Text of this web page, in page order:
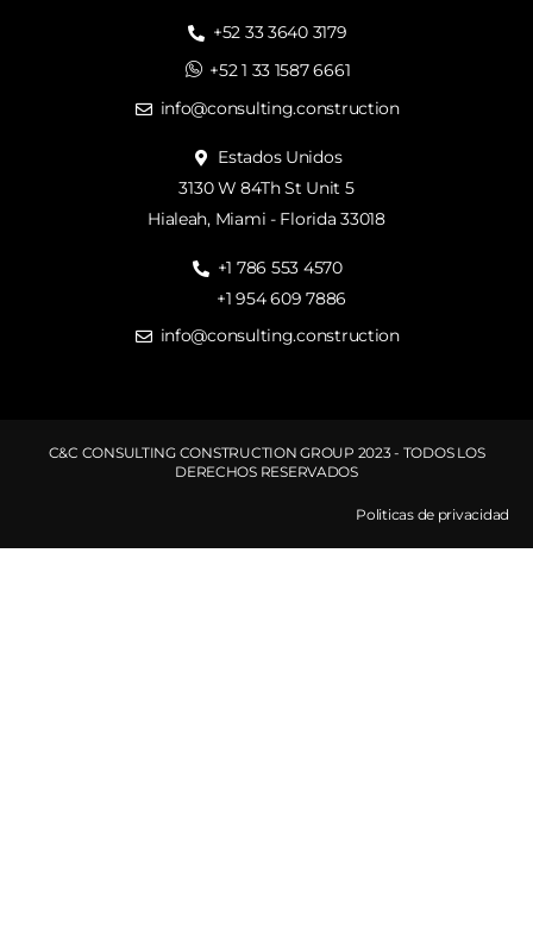
+52 33 3640 3179
+52 1 33 1587 6661
info@consulting.construction
Estados Unidos
3130 W 84Th St Unit 5
Hialeah, Miami - Florida 33018
+1 786 553 4570
+1 954 609 7886
info@consulting.construction
C&C CONSULTING CONSTRUCTION GROUP 2023 - TODOS LOS
DERECHOS RESERVADOS
Politicas de privacidad